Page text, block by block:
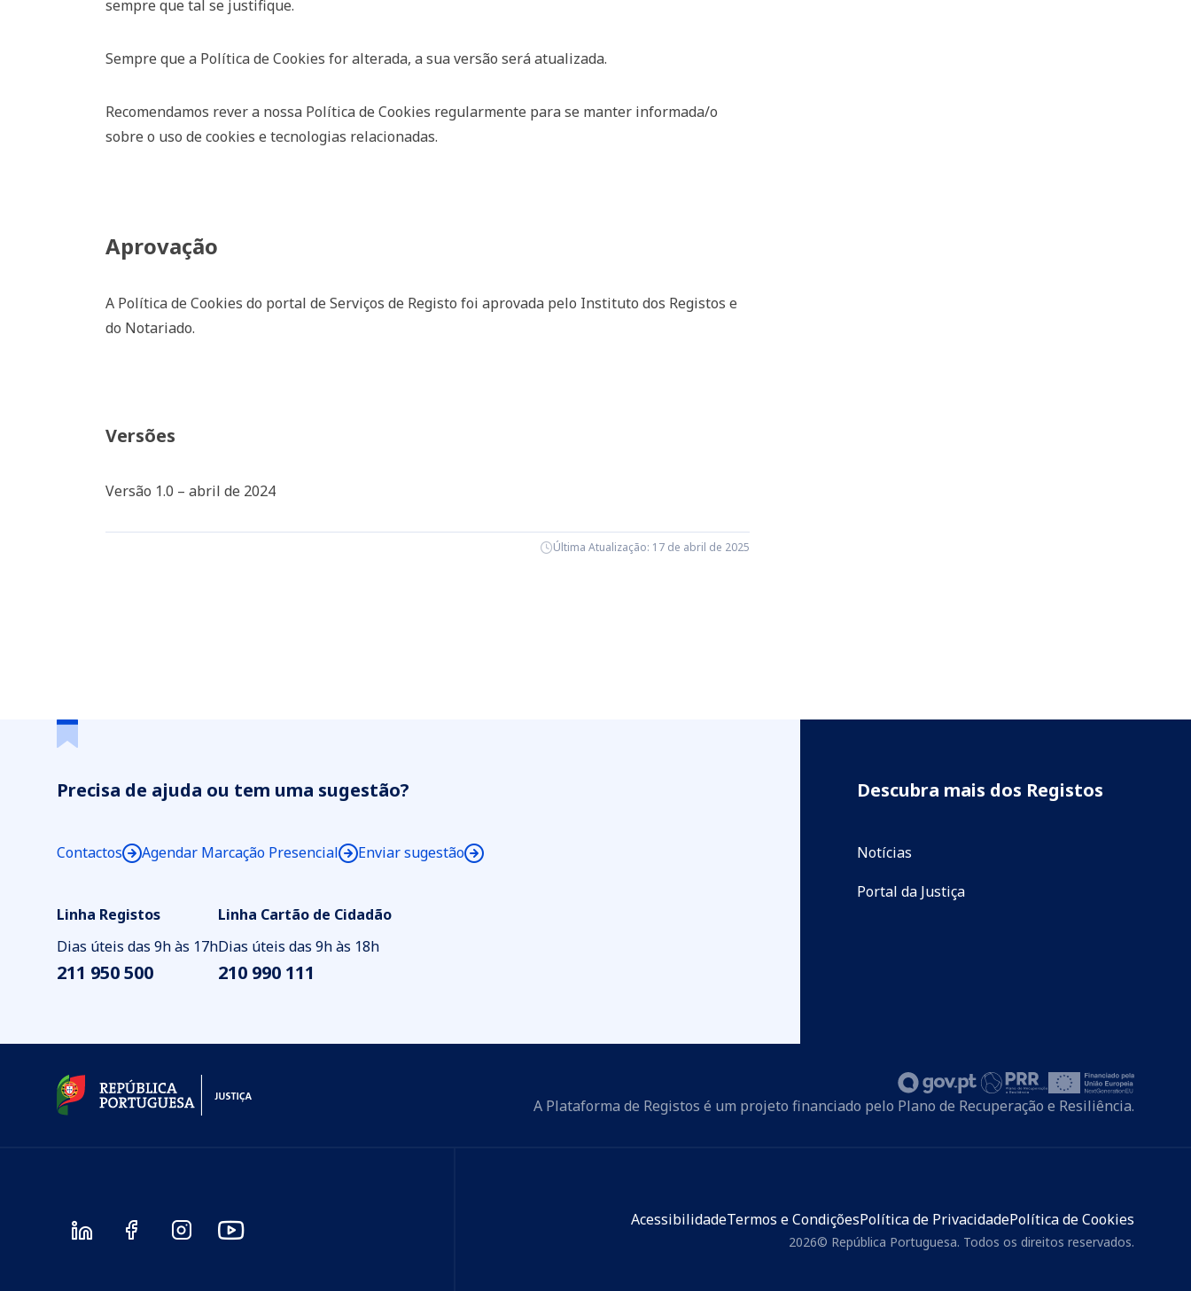
sempre que tal se justifique.
Sempre que a Política de Cookies for alterada, a sua versão será atualizada.
Recomendamos rever a nossa Política de Cookies regularmente para se manter informada/o
sobre o uso de cookies e tecnologias relacionadas.
Aprovação
A Política de Cookies do portal de Serviços de Registo foi aprovada pelo Instituto dos Registos e
do Notariado.
Versões
Versão 1.0 – abril de 2024
Última Atualização: 17 de abril de 2025
Precisa de ajuda ou tem uma sugestão?
Contactos Agendar Marcação Presencial Enviar sugestão
Linha Registos
Dias úteis das 9h às 17h
211 950 500
Linha Cartão de Cidadão
Dias úteis das 9h às 18h
210 990 111
Descubra mais dos Registos
Notícias
Portal da Justiça
A Plataforma de Registos é um projeto financiado pelo Plano de Recuperação e Resiliência.
AcessibilidadeTermos e CondiçõesPolítica de PrivacidadePolítica de Cookies
©
2026 República Portuguesa. Todos os direitos reservados.